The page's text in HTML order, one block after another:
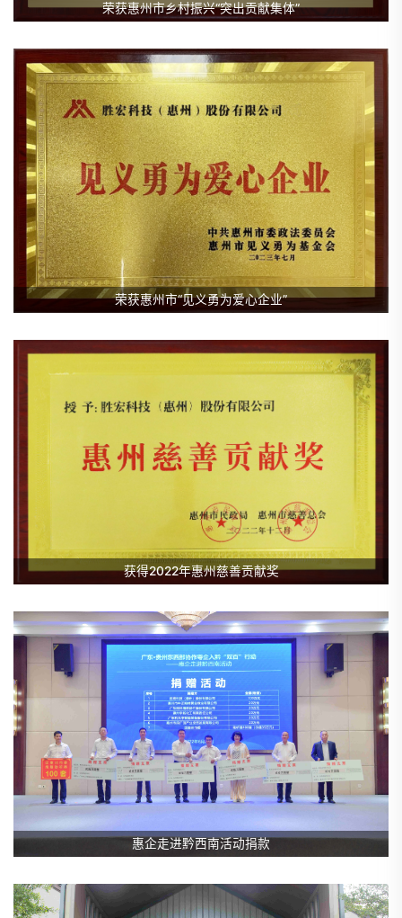
荣获惠州市乡村振兴“突出贡献集体”
荣获惠州市“见义勇为爱心企业”
获得2022年惠州慈善贡献奖
惠企走进黔西南活动捐款